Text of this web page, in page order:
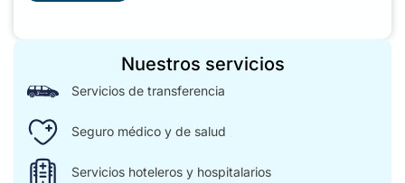
Nuestros servicios
Servicios de transferencia
Seguro médico y de salud
Servicios hoteleros y hospitalarios